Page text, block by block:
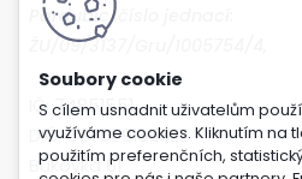
S cílem usnadnit uživatelům
využíváme cookies. Kliknutím na
použitím preferenčních,
Pardubic, číslo jednací:
ŽU/09/3137/Gru/1005754/4,
IČ: 74851551
DIČ: CZ7609165322
Bukovka 61